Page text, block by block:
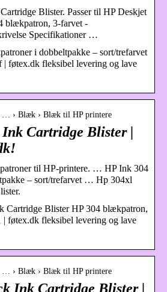
Blister. Passer til HP Deskjet
blækpatron, 3-farvet -
Specifikationer …
i dobbeltpakke – sort/trefarvet
føtex.dk fleksibel levering og lave
… › Blæk › Blæk til HP printere
Cartridge Blister |
til HP-printere. … HP Ink 304
– sort/trefarvet … Hp 304xl
Cartridge Blister HP 304 blækpatron,
føtex.dk fleksibel levering og lave
… › Blæk › Blæk til HP printere
Ink Cartridge Blister |